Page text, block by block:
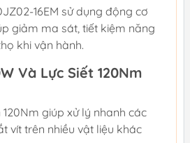
16EM sử dụng động cơ
giảm ma sát, tiết kiệm năng
khi vận hành.
Và Lực Siết 120Nm
giúp xử lý nhanh các
vít trên nhiều vật liệu khác